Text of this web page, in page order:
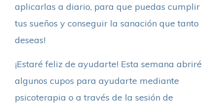
aplicarlas a diario, para que puedas cumplir
tus sueños y conseguir la sanación que tanto
deseas!
¡Estaré feliz de ayudarte! Esta semana abriré
algunos cupos para ayudarte mediante
psicoterapia o a través de la sesión de